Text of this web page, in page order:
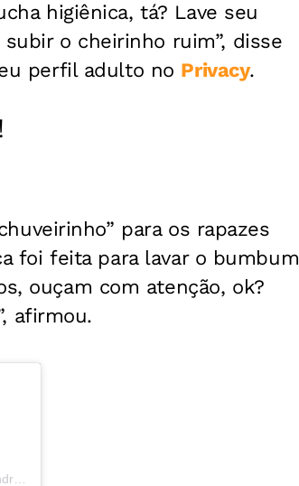
higiênica, tá? Lave seu
o cheirinho ruim”, disse
perfil adulto no Privacy.
para os rapazes
foi feita para lavar o bumbum
ouçam com atenção, ok?
afirmou.